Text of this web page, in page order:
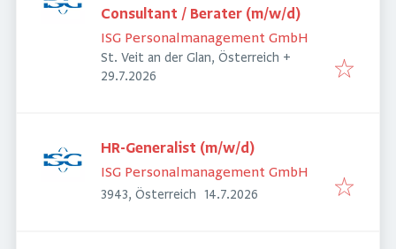
Consultant / Berater (m/w/d)
ISG Personalmanagement GmbH
St. Veit an der Glan, Österreich +
Veröffentlicht
29.7.2026
HR-Generalist (m/w/d)
ISG Personalmanagement GmbH
3943, Österreich Veröffentlicht
14.7.2026